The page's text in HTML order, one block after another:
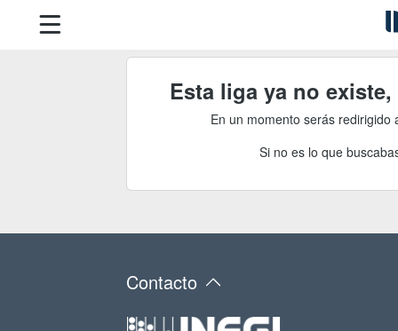
Esta liga ya no
En un momento serás
Si no es lo que
Contacto